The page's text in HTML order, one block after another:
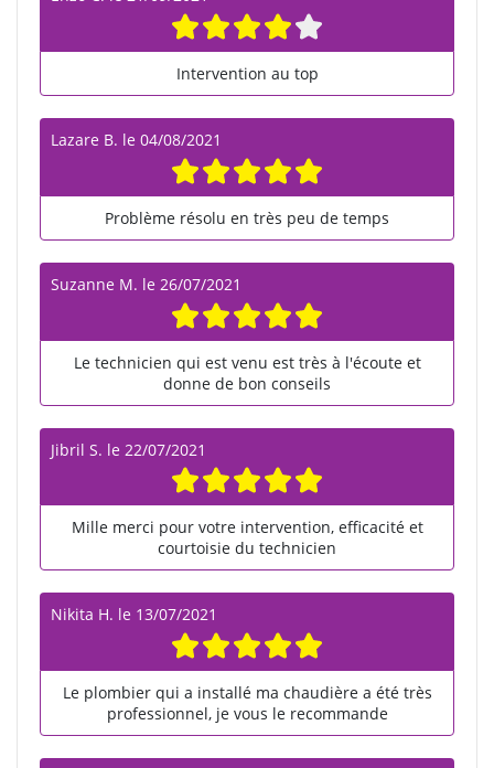
Intervention au top
Lazare B. le 04/08/2021
Problème résolu en très peu de temps
Suzanne M. le 26/07/2021
Le technicien qui est venu est très à l'écoute et
donne de bon conseils
Jibril S. le 22/07/2021
Mille merci pour votre intervention, efficacité et
courtoisie du technicien
Nikita H. le 13/07/2021
Le plombier qui a installé ma chaudière a été très
professionnel, je vous le recommande